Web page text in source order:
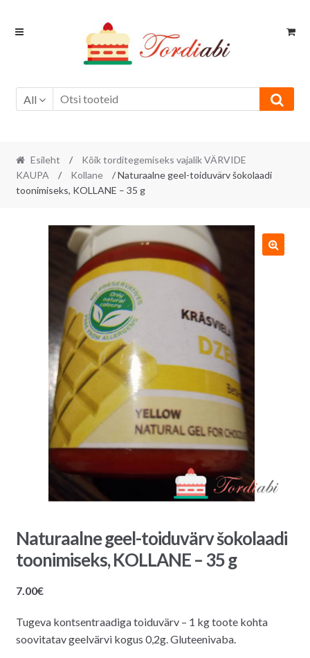
Skip
Skip
All
Esileht /
Kõik torditegemiseks vajalik VÄRVIDE
KAUPA
/ Kollane
/ Naturaalne geel-toiduvärv šokolaadi
toonimiseks, KOLLANE – 35 g
Naturaalne geel-toiduvärv šokolaadi
toonimiseks, KOLLANE – 35 g
7.00€
Tugeva kontsentraadiga toiduvärv – 1 kg toote kohta
soovitatav geelvärvi kogus 0,2g. Gluteenivaba.